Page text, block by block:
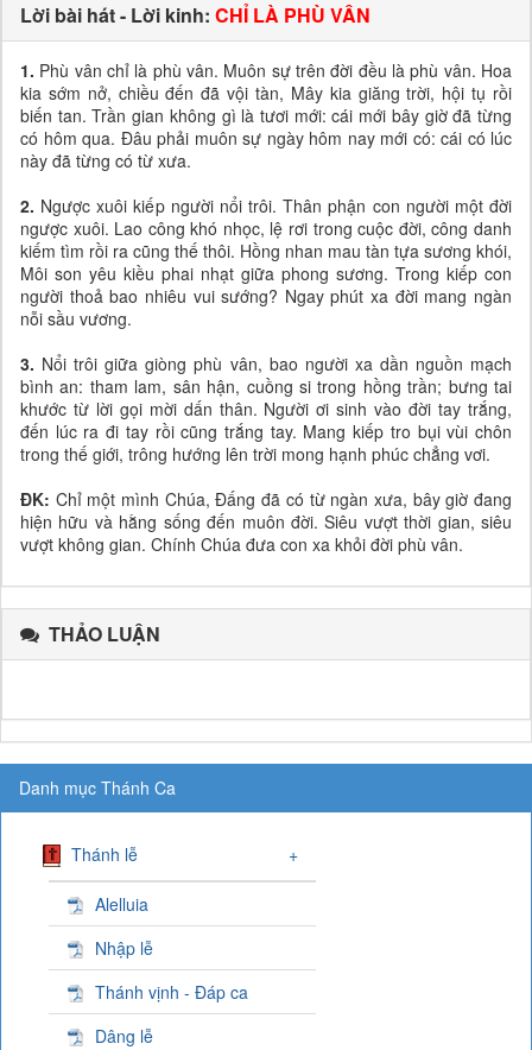
Lời bài hát - Lời kinh: CHỈ LÀ PHÙ VÂN
1. Phù vân chỉ là phù vân. Muôn sự trên đời đều là phù vân. Hoa
kia sớm nở, chiều đến đã vội tàn, Mây kia giăng trời, hội tụ rồi
biến tan. Trần gian không gì là tươi mới: cái mới bây giờ đã từng
có hôm qua. Đâu phải muôn sự ngày hôm nay mới có: cái có lúc
này đã từng có từ xưa.
2. Ngược xuôi kiếp người nổi trôi. Thân phận con người một đời
ngược xuôi. Lao công khó nhọc, lệ rơi trong cuộc đời, công danh
kiếm tìm rồi ra cũng thế thôi. Hồng nhan mau tàn tựa sương khói,
Môi son yêu kiều phai nhạt giữa phong sương. Trong kiếp con
người thoả bao nhiêu vui sướng? Ngay phút xa đời mang ngàn
nỗi sầu vương.
3. Nổi trôi giữa giòng phù vân, bao người xa dần nguồn mạch
bình an: tham lam, sân hận, cuồng si trong hồng trần; bưng tai
khước từ lời gọi mời dấn thân. Người ơi sinh vào đời tay trắng,
đến lúc ra đi tay rồi cũng trắng tay. Mang kiếp tro bụi vùi chôn
trong thế giới, trông hướng lên trời mong hạnh phúc chẳng vơi.
ĐK: Chỉ một mình Chúa, Đấng đã có từ ngàn xưa, bây giờ đang
hiện hữu và hằng sống đến muôn đời. Siêu vượt thời gian, siêu
vượt không gian. Chính Chúa đưa con xa khỏi đời phù vân.
THẢO LUẬN
Danh mục Thánh Ca
Thánh lễ +
Alelluia
Nhập lễ
Thánh vịnh - Đáp ca
Dâng lễ